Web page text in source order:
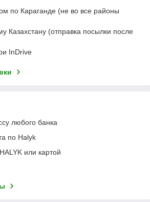
по Караганде (не во все районы
Казахстану (отправка посылки после
InDrive
любого банка
по Halyk
или картой